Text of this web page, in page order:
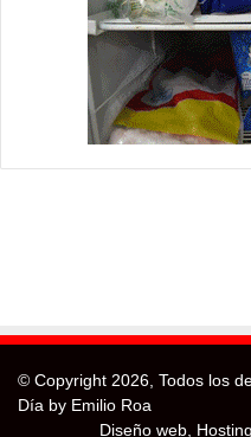
© Copyright 2026, Todos los
Día by Emilio Roa
Diseño web,